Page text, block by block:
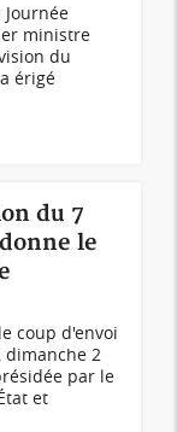
ministre
du
érigé
du 7
le
coup d'envoi
dimanche 2
par le
et